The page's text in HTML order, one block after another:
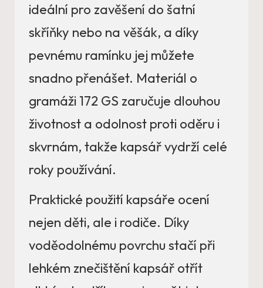
ideální pro zavěšení do šatní
skříňky nebo na věšák, a díky
pevnému ramínku jej můžete
snadno přenášet. Materiál o
gramáži 172 GS zaručuje dlouhou
životnost a odolnost proti oděru i
skvrnám, takže kapsář vydrží celé
roky používání.
Praktické použití kapsáře ocení
nejen děti, ale i rodiče. Díky
voděodolnému povrchu stačí při
lehkém znečištění kapsář otřít